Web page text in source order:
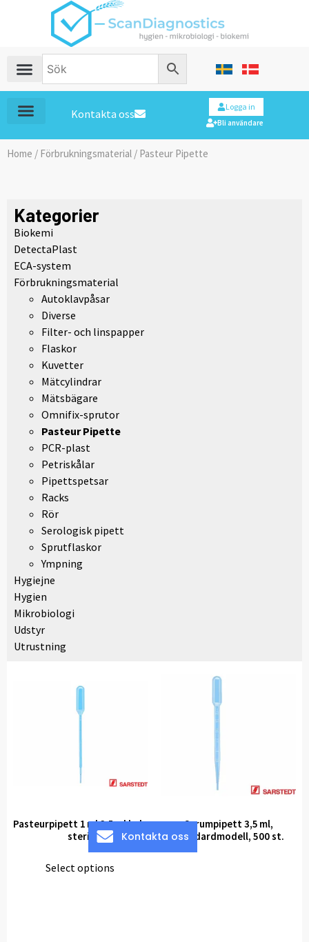
Kontakta oss
Logga in
Bli användare
Home / Förbrukningsmaterial / Pasteur Pipette
Kategorier
Biokemi
DetectaPlast
ECA-system
Förbrukningsmaterial
Autoklavpåsar
Diverse
Filter- och linspapper
Flaskor
Kuvetter
Mätcylindrar
Mätsbägare
Omnifix-sprutor
Pasteur Pipette
PCR-plast
Petriskålar
Pipettspetsar
Racks
Rör
Serologisk pipett
Sprutflaskor
Ympning
Hygiejne
Hygien
Mikrobiologi
Udstyr
Utrustning
Pasteurpipett 1 ml 3,5 ml kula
steril
Select options
Serumpipett 3,5 ml,
standardmodell, 500 st.
Kontakta oss